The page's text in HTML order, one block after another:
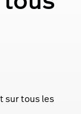
sur tous les